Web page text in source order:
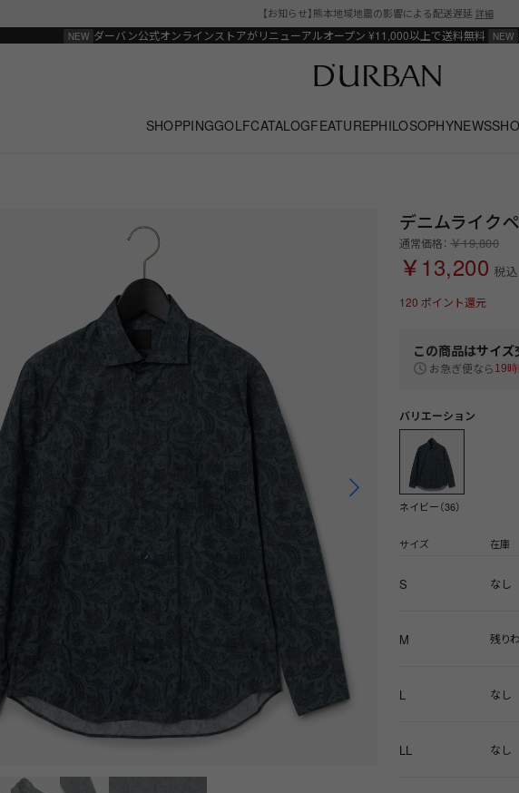
【お知らせ】熊本地域地震の影響による配送遅延 詳細
ダーバン公式オンラインストアがリニューアルオープン ¥11,000以上で送料無料
SHOPPINGGOLFCATALOGFEATUREPHILOSOPHYNEWS
デニムライク
通常価格： ￥19,800
￥13,200 税込
120 ポイント還元
この商品はサイズ
お急ぎ便なら 19
バリエーション
ネイビー（36）
サイズ 在庫
S なし
M 残り
L なし
LL なし